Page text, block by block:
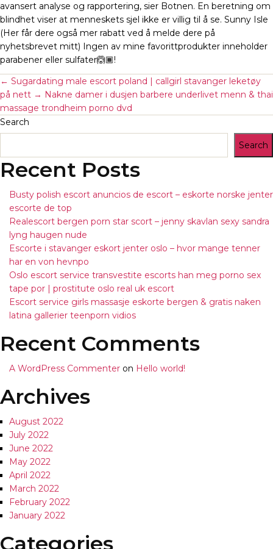
avansert analyse og rapportering, sier Botnen. En beretning om
blindhet viser at menneskets sjel ikke er villig til å se. Sunny Isle
(Her får dere også mer rabatt ved å melde dere på
nyhetsbrevet mitt) Ingen av mine favorittprodukter inneholder
parabener eller sulfater🙆🏾!
← Sugardating male escort poland | callgirl stavanger leketøy
på nett → Nakne damer i dusjen barbere underlivet menn & thai
massage trondheim porno dvd
Search
Search
Recent Posts
Busty polish escort anuncios de escort – eskorte norske jenter
escorte de top
Realescort bergen porn star scort – jenny skavlan sexy sandra
lyng haugen nude
Escorte i stavanger eskort jenter oslo – hvor mange tenner
har en von hevnpo
Oslo escort service transvestite escorts han meg porno sex
tape por | prostitute oslo real uk escort
Escort service girls massasje eskorte bergen & gratis naken
latina gallerier teenporn vidios
Recent Comments
A WordPress Commenter on Hello world!
Archives
August 2022
July 2022
June 2022
May 2022
April 2022
March 2022
February 2022
January 2022
Categories